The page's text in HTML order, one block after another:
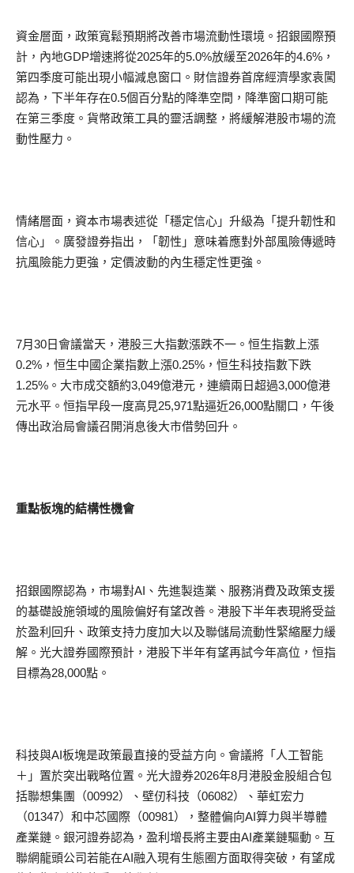
資金層面，政策寬鬆預期將改善市場流動性環境。招銀國際預
計，內地GDP增速將從2025年的5.0%放緩至2026年的4.6%，
第四季度可能出現小幅減息窗口。財信證券首席經濟學家袁闖
認為，下半年存在0.5個百分點的降準空間，降準窗口期可能
在第三季度。貨幣政策工具的靈活調整，將緩解港股市場的流
動性壓力。
情緒層面，資本市場表述從「穩定信心」升級為「提升韌性和
信心」。廣發證券指出，「韌性」意味着應對外部風險傳遞時
抗風險能力更強，定價波動的內生穩定性更強。
7月30日會議當天，港股三大指數漲跌不一。恒生指數上漲
0.2%，恒生中國企業指數上漲0.25%，恒生科技指數下跌
1.25%。大市成交額約3,049億港元，連續兩日超過3,000億港
元水平。恒指早段一度高見25,971點逼近26,000點關口，午後
傳出政治局會議召開消息後大市借勢回升。
重點板塊的結構性機會
招銀國際認為，市場對AI、先進製造業、服務消費及政策支援
的基礎設施領域的風險偏好有望改善。港股下半年表現將受益
於盈利回升、政策支持力度加大以及聯儲局流動性緊縮壓力緩
解。光大證券國際預計，港股下半年有望再試今年高位，恒指
目標為28,000點。
科技與AI板塊是政策最直接的受益方向。會議將「人工智能
＋」置於突出戰略位置。光大證券2026年8月港股金股組合包
括聯想集團（00992）、壁仞科技（06082）、華虹宏力
（01347）和中芯國際（00981），整體偏向AI算力與半導體
產業鏈。銀河證券認為，盈利增長將主要由AI產業鏈驅動。互
聯網龍頭公司若能在AI融入現有生態圈方面取得突破，有望成